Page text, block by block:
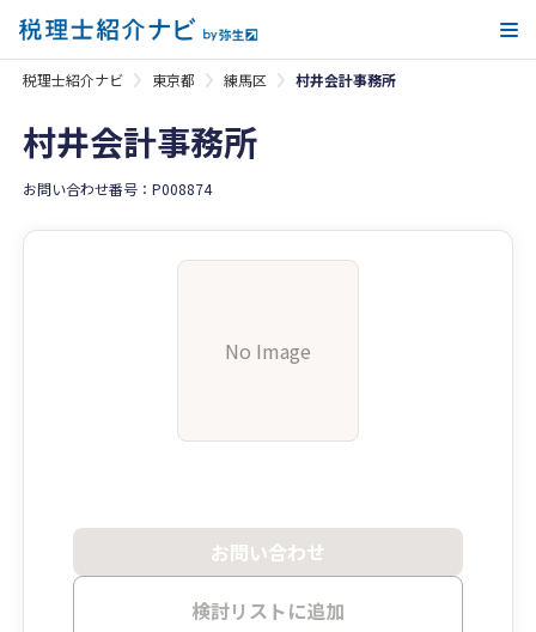
税理士紹介ナビ 東京都 練馬区 村井会計事務所
村井会計事務所
お問い合わせ番号：P008874
No Image
お問い合わせ
検討リストに追加